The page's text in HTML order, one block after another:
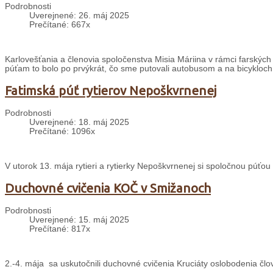
Podrobnosti
Uverejnené: 26. máj 2025
Prečítané: 667x
Karlovešťania a členovia spoločenstva Misia Máriina v rámci
púťam to bolo po prvýkrát, čo sme putovali autobusom a na
Fatimská púť rytierov Nepoškvrnenej
Podrobnosti
Uverejnené: 18. máj 2025
Prečítané: 1096x
V utorok 13. mája rytieri a rytierky Nepoškvrnenej si spoločnou
Duchovné cvičenia KOČ v Smižanoch
Podrobnosti
Uverejnené: 15. máj 2025
Prečítané: 817x
2.-4. mája sa uskutočnili duchovné cvičenia Kruciáty oslobodenia